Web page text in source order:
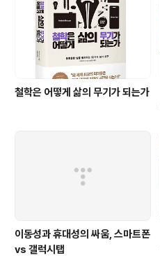
철학은 어떻게 삶의 무기가 되는가
이동성과 휴대성의 싸움, 스마트폰
vs 갤럭시탭